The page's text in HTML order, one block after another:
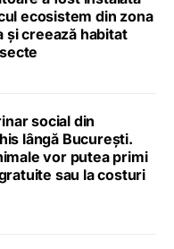
ecosistem din zona
și creează habitat
social din
lângă București.
vor putea primi
sau la costuri